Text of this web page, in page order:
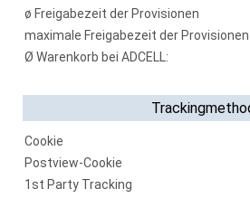
ø Freigabezeit der Provisionen
maximale Freigabezeit der Provisionen
Ø Warenkorb bei ADCELL:
Cookie
Postview-Cookie
1st Party Tracking